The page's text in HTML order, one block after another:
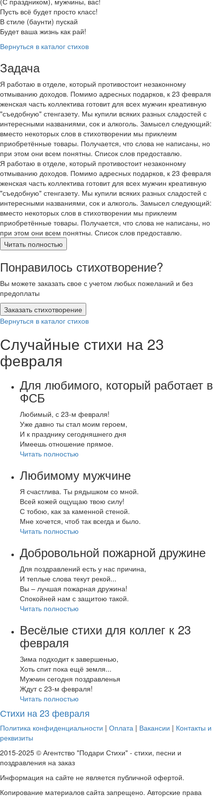
Пусть всё будет просто класс!
В стиле (баунти) пускай
Будет ваша жизнь как рай!
Вернуться в каталог стихов
Задача
Я работаю в отделе, который противостоит незаконному
отмыванию доходов. Помимо адресных подарков, к 23 февраля
женская часть коллектива готовит для всех мужчин креативную
"съедобную" стенгазету. Мы купили всяких разных сладостей с
интересными названиями, сок и алкоголь. Замысел следующий:
вместо некоторых слов в стихотворении мы приклеим
приобретённые товары. Получается, что слова не написаны, но
при этом они всем понятны. Список слов предоставлю.
Я работаю в отделе, который противостоит незаконному
отмыванию доходов. Помимо адресных подарков, к 23 февраля
женская часть коллектива готовит для всех мужчин креативную
"съедобную" стенгазету. Мы купили всяких разных сладостей с
интересными названиями, сок и алкоголь. Замысел следующий:
вместо некоторых слов в стихотворении мы приклеим
приобретённые товары. Получается, что слова не написаны, но
при этом они всем понятны. Список слов предоставлю.
Читать полностью
Понравилось стихотворение?
Вы можете заказать свое с учетом любых пожеланий и без
предоплаты
Заказать стихотворение
Вернуться в каталог стихов
Случайные стихи на 23
февраля
Для любимого, который работает в
ФСБ
Любимый, с 23-м февраля!
Уже давно ты стал моим героем,
И к празднику сегодняшнего дня
Имеешь отношение прямое.
Читать полностью
Любимому мужчине
Я счастлива. Ты рядышком со мной.
Всей кожей ощущаю твою силу!
С тобою, как за каменной стеной.
Мне хочется, чтоб так всегда и было.
Читать полностью
Добровольной пожарной дружине
Для поздравлений есть у нас причина,
И теплые слова текут рекой...
Вы – лучшая пожарная дружина!
Спокойней нам с защитою такой.
Читать полностью
Весёлые стихи для коллег к 23
февраля
Зима подходит к завершенью,
Хоть спит пока ещё земля...
Мужчин сегодня поздравленья
Ждут с 23-м февраля!
Читать полностью
Стихи на 23 февраля
Политика конфиденциальности | Оплата | Вакансии | Контакты и
реквизиты
2015-2025 © Агентство "Подари Стихи" - стихи, песни и
поздравления на заказ
Информация на сайте не является публичной офертой.
Копирование материалов сайта запрещено. Авторские права